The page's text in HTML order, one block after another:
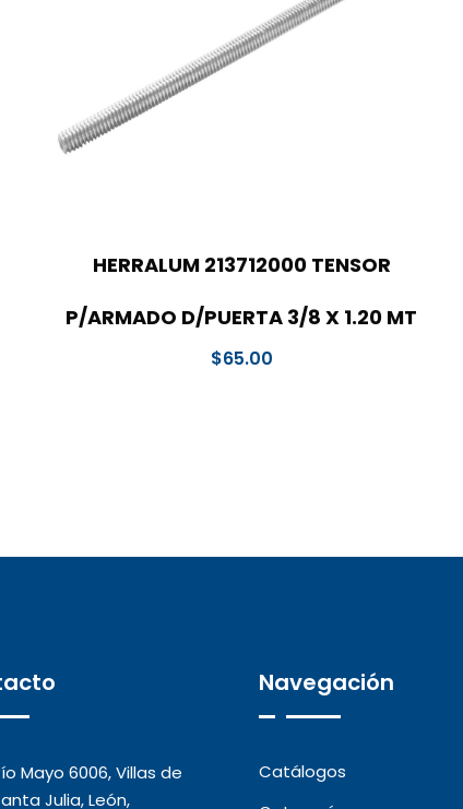
HERRALUM 213712000 TENSOR
P/ARMADO D/PUERTA 3/8 X 1.20 MT
$65.00
Mayo 6006, Villas de
Julia, León,
Navegación
Catálogos